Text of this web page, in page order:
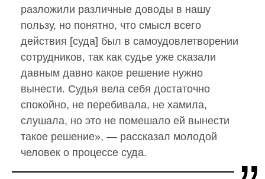
разложили различные доводы в нашу
пользу, но понятно, что смысл всего
действия [суда] был в самоудовлетворении
сотрудников, так как судье уже сказали
давным давно какое решение нужно
вынести. Судья вела себя достаточно
спокойно, не перебивала, не хамила,
слушала, но это не помешало ей вынести
такое решение», — рассказал молодой
человек о процессе суда.